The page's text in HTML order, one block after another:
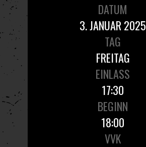
DATUM
3. JANUAR 2025
TAG
FREITAG
EINLASS
17:30
BEGINN
18:00
VVK